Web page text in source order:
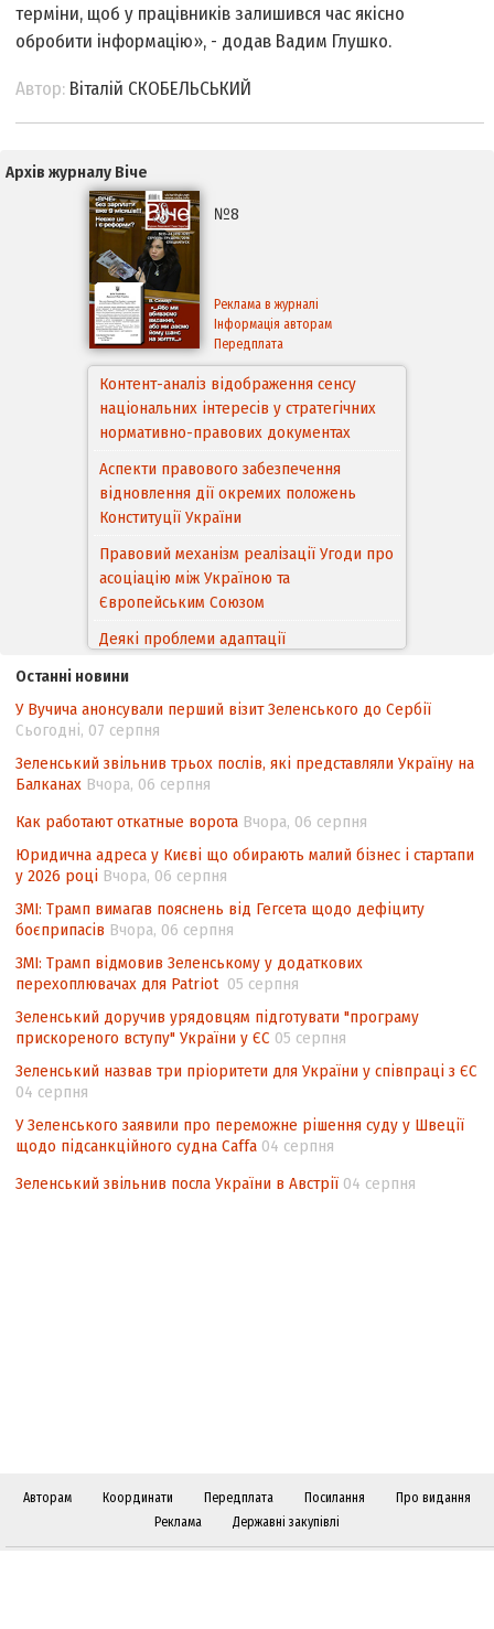
терміни, щоб у працівників залишився час якісно
обробити інформацію», - додав Вадим Глушко.
Автор: Віталій СКОБЕЛЬСЬКИЙ
Архів журналу Віче
№8
Реклама в журналі
Інформація авторам
Передплата
Контент-аналіз відображення сенсу
національних інтересів у стратегічних
нормативно-правових документах
Аспекти правового забезпечення
відновлення дії окремих положень
Конституції України
Правовий механізм реалізації Угоди про
асоціацію між Україною та
Європейським Cоюзом
Деякі проблеми адаптації
походження товарів відповідно до
Угоди про торговельні аспекти прав
інтелектуальної власності (TRIPS) у
контексті євроінтеграції
Аналіз виборчого законодавства щодо
невизначеності механізму повторного
підрахунку голосів виборців
Інформаційна безпека суспільства
Останні новини
У Вучича анонсували перший візит Зеленського до Сербії
Сьогодні, 07 серпня
Зеленський звільнив трьох послів, які представляли Україну на
Балканах Вчора, 06 серпня
Как работают откатные ворота Вчора, 06 серпня
Юридична адреса у Києві що обирають малий бізнес і стартапи
у 2026 році Вчора, 06 серпня
ЗМІ: Трамп вимагав пояснень від Гегсета щодо дефіциту
боєприпасів Вчора, 06 серпня
ЗМІ: Трамп відмовив Зеленському у додаткових
перехоплювачах для Patriot 05 серпня
Зеленський доручив урядовцям підготувати "програму
прискореного вступу" України у ЄС 05 серпня
Зеленський назвав три пріоритети для України у співпраці з ЄС
04 серпня
У Зеленського заявили про переможне рішення суду у Швеції
щодо підсанкційного судна Caffa 04 серпня
Зеленський звільнив посла України в Австрії 04 серпня
Авторам Координати Передплата Посилання
Про видання
Реклама
Державні закупівлі